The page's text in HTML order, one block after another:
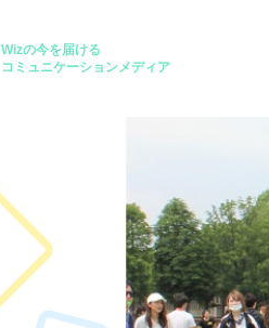
Wizの今を届ける
コミュニケーションメディア